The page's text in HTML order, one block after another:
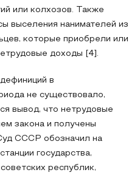
или колхозов. Также
выселения нанимателей из
которые приобрели или
доходы [4].
в
не существовало,
вывод, что нетрудовые
закона и получены
СССР обозначил на
государства,
республик,